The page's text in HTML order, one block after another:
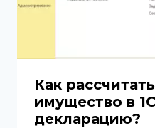
Как
имущество в
декларацию?